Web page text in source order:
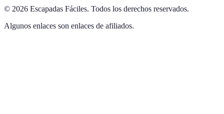
© 2026 Escapadas Fáciles. Todos los derechos reservados.
Algunos enlaces son enlaces de afiliados.